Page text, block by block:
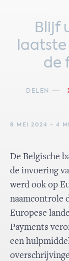
Blijf
de
DELEN
8 MEI 2024 - 4
De Belgische
de invoering
werd ook op
naamcontrole
Europese
Payments
een